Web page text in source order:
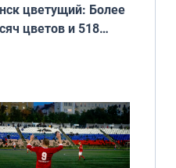
цветущий: Более
цветов и 518